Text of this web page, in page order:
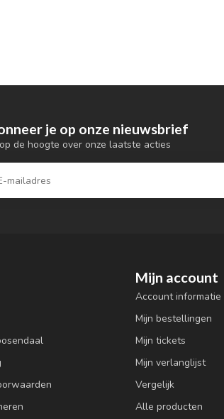
je op onze nieuwsbrief
de hoogte over onze laatste acties
Mijn account
Account informatie
Mijn bestellingen
Mijn tickets
Mijn verlanglijst
Vergelijk
Alle producten